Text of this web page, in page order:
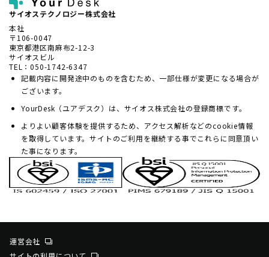
サイオステクノロジー株式会社
本社
〒106-0047
東京都港区南麻布2-12-3
サイオスビル
TEL：050-1742-6347
記載内容に開発途中のものを含むため、一部仕様が変更になる場合が
ございます。
YourDesk（ユアデスク）は、サイオス株式会社の登録商標です。
よりよい顧客体験を提供するため、アクセス解析などのcookie情報
を取得しています。サイトのご利用を継続する事でこれらに同意頂い
た事になります。
運営会社